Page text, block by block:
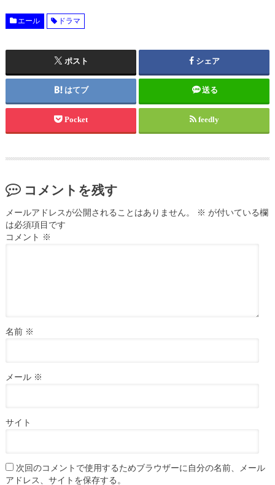
エール ドラマ
ポスト シェア
はてブ 送る
Pocket feedly
コメントを残す
メールアドレスが公開されることはありません。 ※ が付いている欄
は必須項目です
コメント ※
名前 ※
メール ※
サイト
次回のコメントで使用するためブラウザーに自分の名前、メール
アドレス、サイトを保存する。